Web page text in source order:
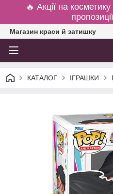
🔥 Акції на
Магазин краси й затишку
КАТАЛОГ ІГРАШКИ